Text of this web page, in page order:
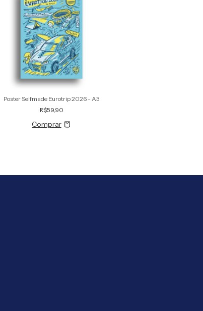
Poster Selfmade Eurotrip 2026 - A3
R$59,90